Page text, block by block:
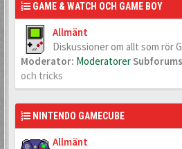
GAME & WATCH OCH GAME BOY
Allmänt
Diskussioner om allt som rör
Moderator: ModeratorerSubforums
och tricks
NINTENDO GAMECUBE
Allmänt